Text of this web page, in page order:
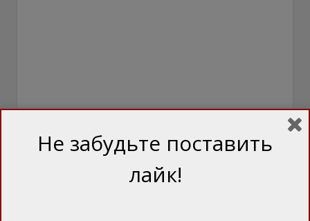
Не забудьте поставить
лайк!